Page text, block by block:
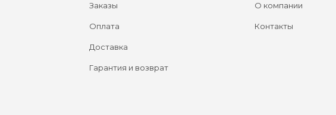
Заказы
Оплата
Доставка
Гарантия и возврат
О компании
Контакты